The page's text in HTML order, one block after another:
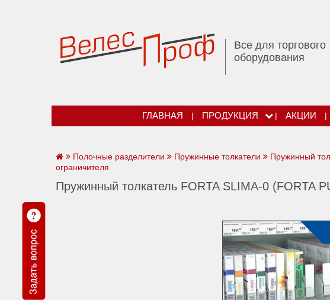
Все для торгового
оборудования
ГЛАВНАЯ | ПРОДУКЦИЯ | АКЦИИ |
Полочные разделители Пружинные толкатели
Пружинный
ограничителя
Пружинный толкатель FORTA SLIMA-0 (FORTA